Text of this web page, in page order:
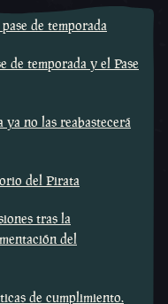
de temporada
de temporada y el Pase
ya no las reabastecerá
del Pirata
tras la
del
de cumplimiento.